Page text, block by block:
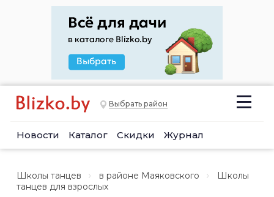
Выбрать район
Новости Каталог Скидки Журнал
Школы танцев в районе Маяковского
Школы
танцев для взрослых